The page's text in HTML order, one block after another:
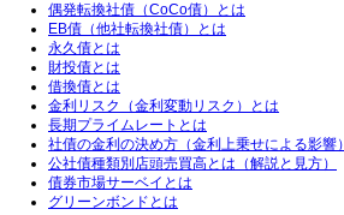
偶発転換社債（CoCo債）とは
EB債（他社転換社債）とは
永久債とは
財投債とは
借換債とは
金利リスク（金利変動リスク）とは
長期プライムレートとは
社債の金利の決め方（金利上乗せによる影響）
公社債種類別店頭売買高とは（解説と見方）
債券市場サーベイとは
グリーンボンドとは